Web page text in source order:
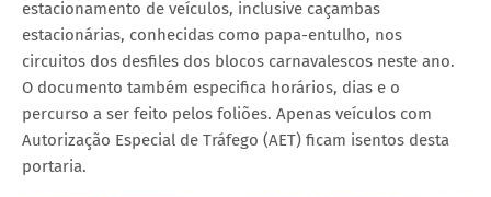
estacionamento de veículos, inclusive caçambas
estacionárias, conhecidas como papa-entulho, nos
circuitos dos desfiles dos blocos carnavalescos neste ano.
O documento também especifica horários, dias e o
percurso a ser feito pelos foliões. Apenas veículos com
Autorização Especial de Tráfego (AET) ficam isentos desta
portaria.